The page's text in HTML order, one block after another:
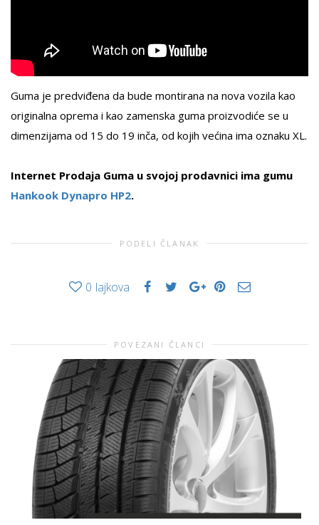
Guma je predviđena da bude montirana na nova vozila kao
originalna oprema i kao zamenska guma proizvodiće se u
dimenzijama od 15 do 19 inča, od kojih većina ima oznaku XL.
Internet Prodaja Guma u svojoj prodavnici ima gumu
Hankook Dynapro HP2.
PODELI ČLANAK
0 lajkova
POVEZANI ČLANCI